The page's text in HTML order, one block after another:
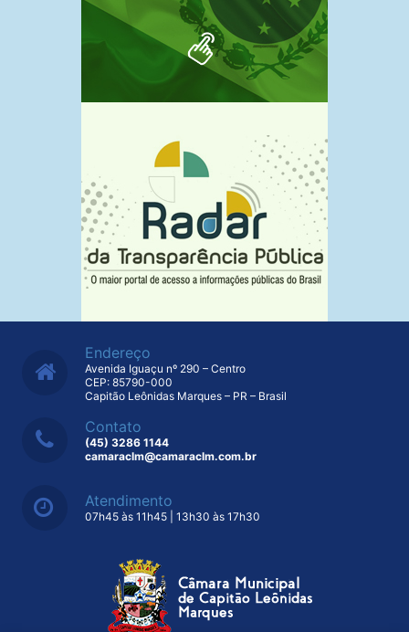
Endereço
Avenida Iguaçu nº 290 – Centro
CEP: 85790-000
Capitão Leônidas Marques – PR – Brasil
Contato
(45) 3286 1144
camaraclm@camaraclm.com.br
Atendimento
07h45 às 11h45 | 13h30 às 17h30